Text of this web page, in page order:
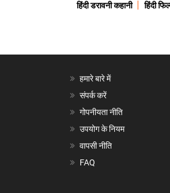
हिंदी डरावनी कहानी
हिंदी
हमारे बारे में
संपर्क करें
गोपनीयता नीति
उपयोग के नियम
वापसी नीति
FAQ